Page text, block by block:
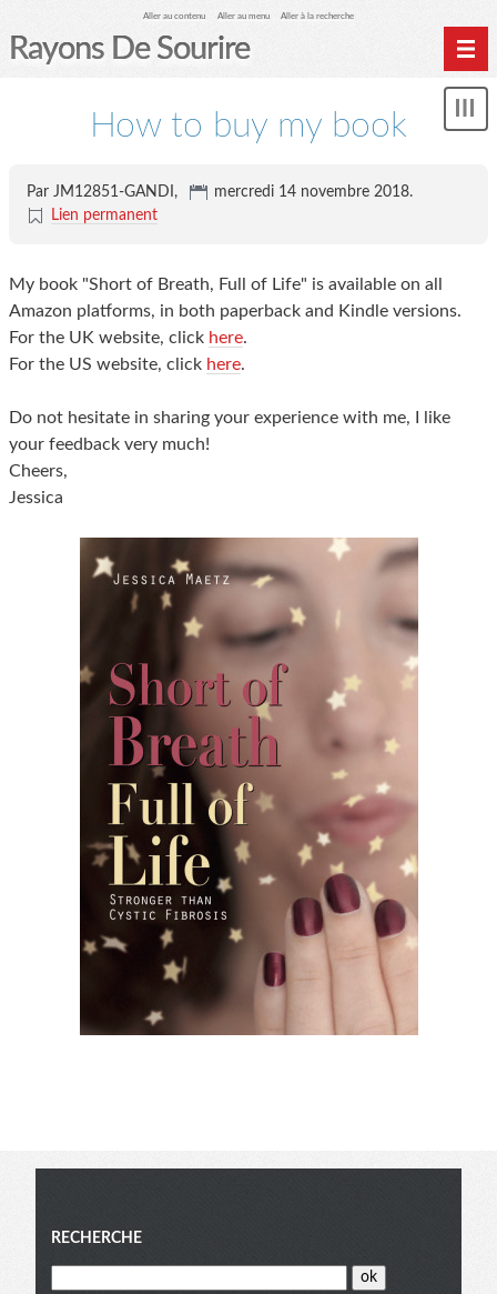
Aller au contenu Aller au menu Aller à la recherche
Rayons De Sourire
Archives
How to buy my book
Par JM12851-GANDI, mercredi 14 novembre 2018.
Lien permanent
My book "Short of Breath, Full of Life" is available on all
Amazon platforms, in both paperback and Kindle versions.
For the UK website, click here.
For the US website, click here.
Do not hesitate in sharing your experience with me, I like
your feedback very much!
Cheers,
Jessica
Menu
RECHERCHE